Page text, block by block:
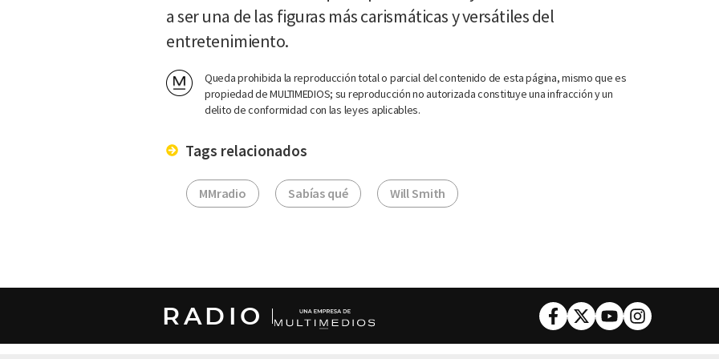
a ser una de las figuras más carismáticas y versátiles del
entretenimiento.
Queda prohibida la reproducción total o parcial del contenido de esta página, mismo que es
propiedad de MULTIMEDIOS; su reproducción no autorizada constituye una infracción y un
delito de conformidad con las leyes aplicables.
Tags relacionados
MMradio Sabías qué Will Smith
RADIO Facebook
TwitterYoutubeInstagram